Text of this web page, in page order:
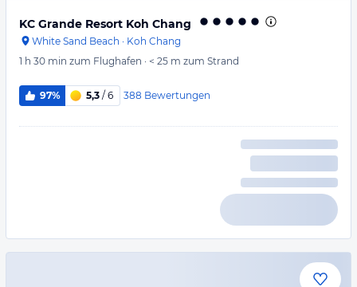
KC Grande Resort Koh Chang
White Sand Beach · Koh Chang
1 h 30 min zum Flughafen · < 25 m zum Strand
97% 5,3 / 6 388 Bewertungen